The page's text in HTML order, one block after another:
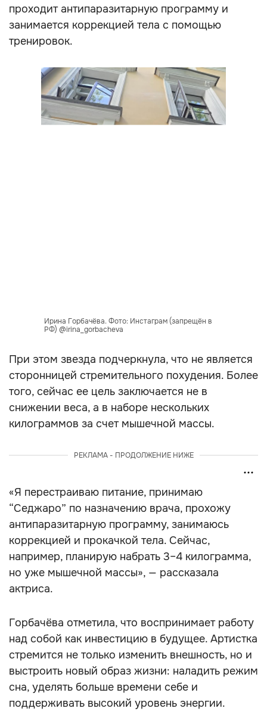
проходит антипаразитарную программу и
занимается коррекцией тела с помощью
тренировок.
Ирина Горбачёва. Фото: Инстаграм (запрещён в
РФ) @irina_gorbacheva
При этом звезда подчеркнула, что не является
сторонницей стремительного похудения. Более
того, сейчас ее цель заключается не в
снижении веса, а в наборе нескольких
килограммов за счет мышечной массы.
РЕКЛАМА - ПРОДОЛЖЕНИЕ НИЖЕ
«Я перестраиваю питание, принимаю
“Седжаро” по назначению врача, прохожу
антипаразитарную программу, занимаюсь
коррекцией и прокачкой тела. Сейчас,
например, планирую набрать 3–4 килограмма,
но уже мышечной массы», — рассказала
актриса.
Горбачёва отметила, что воспринимает работу
над собой как инвестицию в будущее. Артистка
стремится не только изменить внешность, но и
выстроить новый образ жизни: наладить режим
сна, уделять больше времени себе и
поддерживать высокий уровень энергии.